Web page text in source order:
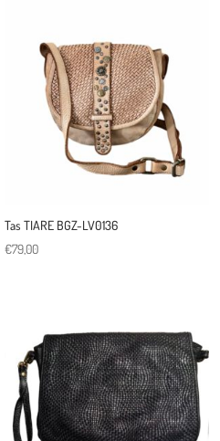
Tas TIARE BGZ-LV0136
€79,00